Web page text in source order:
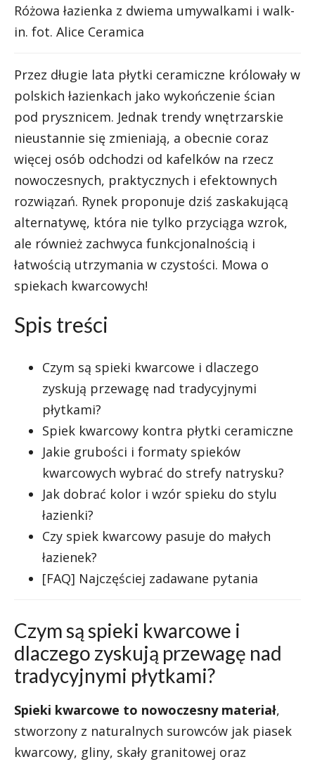
Różowa łazienka z dwiema umywalkami i walk-
in. fot. Alice Ceramica
Przez długie lata płytki ceramiczne królowały w
polskich łazienkach jako wykończenie ścian
pod prysznicem. Jednak trendy wnętrzarskie
nieustannie się zmieniają, a obecnie coraz
więcej osób odchodzi od kafelków na rzecz
nowoczesnych, praktycznych i efektownych
rozwiązań. Rynek proponuje dziś zaskakującą
alternatywę, która nie tylko przyciąga wzrok,
ale również zachwyca funkcjonalnością i
łatwością utrzymania w czystości. Mowa o
spiekach kwarcowych!
Spis treści
Czym są spieki kwarcowe i dlaczego
zyskują przewagę nad tradycyjnymi
płytkami?
Spiek kwarcowy kontra płytki ceramiczne
Jakie grubości i formaty spieków
kwarcowych wybrać do strefy natrysku?
Jak dobrać kolor i wzór spieku do stylu
łazienki?
Czy spiek kwarcowy pasuje do małych
łazienek?
[FAQ] Najczęściej zadawane pytania
Czym są spieki kwarcowe i
dlaczego zyskują przewagę nad
tradycyjnymi płytkami?
Spieki kwarcowe to nowoczesny materiał,
stworzony z naturalnych surowców jak piasek
kwarcowy, gliny, skały granitowej oraz